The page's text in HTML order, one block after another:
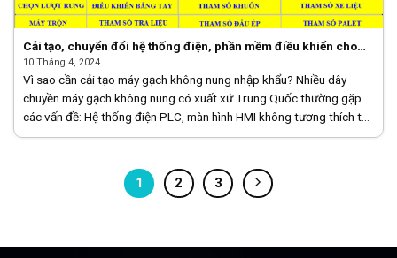
Cải tạo, chuyển đổi hệ thống điện, phần mềm điều khiển cho
máy gạch không nung của Trung Quốc sang Việt Nam
10 Tháng 4, 2024
Vì sao cần cải tạo máy gạch không nung nhập khẩu? Nhiều dây
chuyền máy gạch không nung có xuất xứ Trung Quốc thường gặp
các vấn đề: Hệ thống điện PLC, màn hình HMI không tương thích tại
Việt [...]
1 2 3